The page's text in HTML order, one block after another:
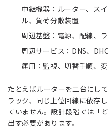
中継機器：ルーター、ス
ル、負荷分散装置
周辺基盤：電源、配線、
周辺サービス：DNS、
運用：監視、切替手順、
たとえばルーターを二台にし
ラック、同じ上位回線に依存
ていません。設計段階では「
出す必要があります。